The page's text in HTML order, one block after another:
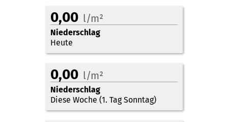
0,00 l/m²
Niederschlag
Heute
0,00 l/m²
Niederschlag
Diese Woche (1. Tag Sonntag)